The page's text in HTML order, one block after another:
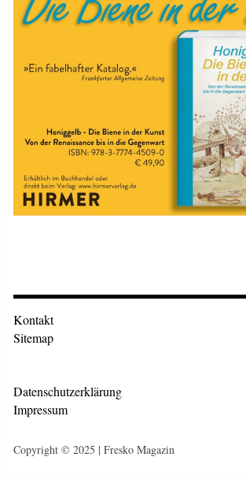
Kontakt
Sitemap
Datenschutzerklärung
Impressum
Copyright © 2025 | Fresko Magazin